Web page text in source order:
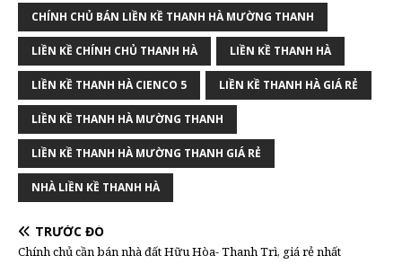
CHÍNH CHỦ BÁN LIỀN KỀ THANH HÀ MƯỜNG THANH
LIỀN KỀ CHÍNH CHỦ THANH HÀ LIỀN KỀ THANH HÀ
LIỀN KỀ THANH HÀ CIENCO 5 LIỀN KỀ THANH HÀ GIÁ RẺ
LIỀN KỀ THANH HÀ MƯỜNG THANH
LIỀN KỀ THANH HÀ MƯỜNG THANH GIÁ RẺ
NHÀ LIỀN KỀ THANH HÀ
TRƯỚC ĐÓ
Chính chủ cần bán nhà đất Hữu Hòa- Thanh Trì, giá rẻ nhất